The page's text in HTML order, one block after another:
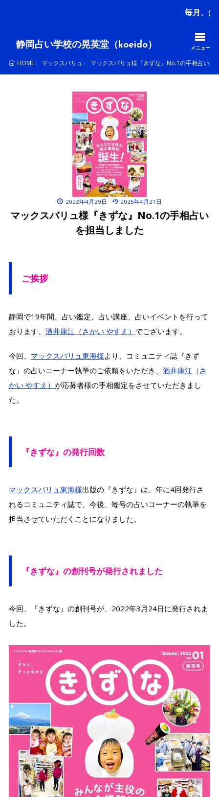
毎月、多くの方
静岡占い学校の晃英堂（koeido） メニュー
HOME マックスバリュ マックスバリュ様『きずな』No.1の手相占いを
2022年4月29日 2025年4月21日
マックスバリュ様『きずな』No.1の手相占い
を担当しました
ご挨拶
静岡で19年間、占い鑑定、占い講座、占いイベントを行って
おります、 酒井康江（さかい やすえ） でございます。
今回、 マックスバリュ東海様より、コミュニティ誌『きず
な』の占いコーナー執筆のご依頼をいただき、 酒井康江（さ
かい やすえ） が応募者様の手相鑑定をさせていただきまし
た。
『きずな』の発行回数
マックスバリュ東海様出版の『きずな』は、年に4回発行さ
れるコミュニティ誌で、今後、毎号の占いコーナーの執筆を
担当させていただくことになりました。
『きずな』の創刊号が発行されました
今回、『きずな』の創刊号が、2022年3月24日に発行されま
した。